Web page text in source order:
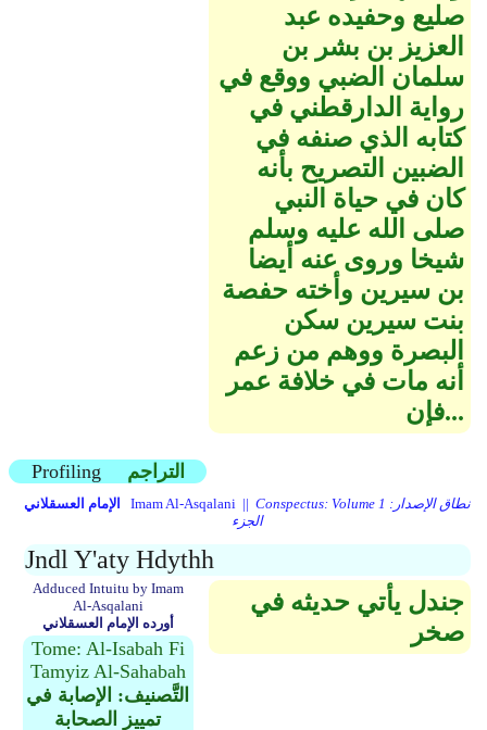
صليع وحفيده عبد
العزيز بن بشر بن
سلمان الضبي ووقع في
رواية الدارقطني في
كتابه الذي صنفه في
الضبين التصريح بأنه
كان في حياة النبي
صلى الله عليه وسلم
شيخا وروى عنه أيضا
بن سيرين وأخته حفصة
بنت سيرين سكن
البصرة ووهم من زعم
أنه مات في خلافة عمر
فإن...
Profiling التراجم
الإمام العسقلاني Imam Al-Asqalani || Conspectus: Volume 1 نطاق الإصدار:
الجزء
Jndl Y'aty Hdythh
جندل يأتي حديثه في
صخر
Adduced Intuitu by Imam
Al-Asqalani
أورده الإمام العسقلاني
Tome: Al-Isabah Fi
Tamyiz Al-Sahabah
التَّصنيف: الإصابة في
تمييز الصحابة